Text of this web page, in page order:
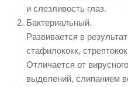
и слезливость глаз.
Бактериальный.
Развивается в
стафилококк,
Отличается от
выделений, слипанием